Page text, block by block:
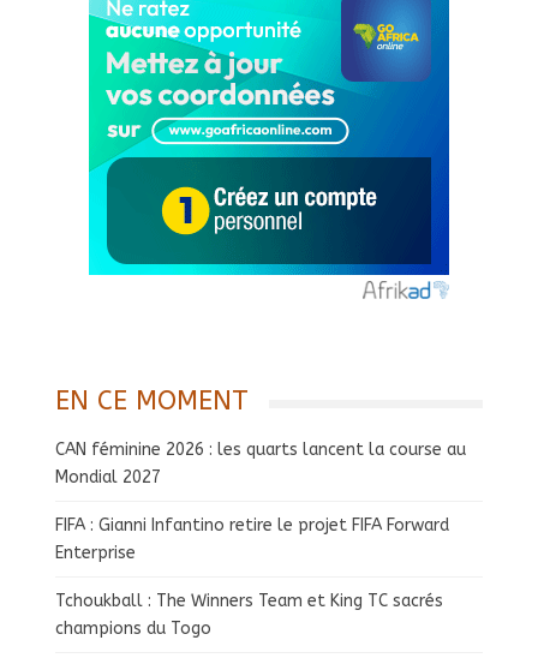
EN CE MOMENT
CAN féminine 2026 : les quarts lancent la course au
Mondial 2027
FIFA : Gianni Infantino retire le projet FIFA Forward
Enterprise
Tchoukball : The Winners Team et King TC sacrés
champions du Togo